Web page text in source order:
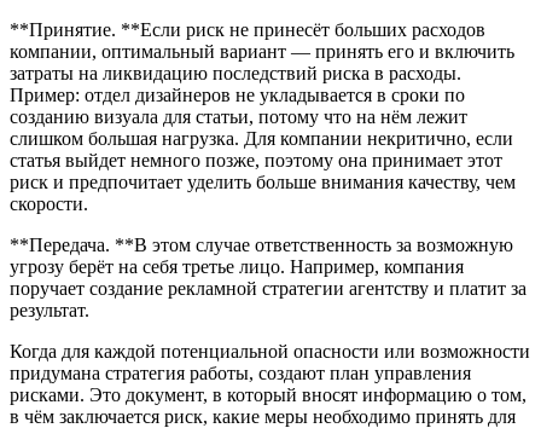
**Принятие. **Если риск не принесёт больших расходов
компании, оптимальный вариант — принять его и включить
затраты на ликвидацию последствий риска в расходы.
Пример: отдел дизайнеров не укладывается в сроки по
созданию визуала для статьи, потому что на нём лежит
слишком большая нагрузка. Для компании некритично, если
статья выйдет немного позже, поэтому она принимает этот
риск и предпочитает уделить больше внимания качеству, чем
скорости.
**Передача. **В этом случае ответственность за возможную
угрозу берёт на себя третье лицо. Например, компания
поручает создание рекламной стратегии агентству и платит за
результат.
Когда для каждой потенциальной опасности или возможности
придумана стратегия работы, создают план управления
рисками. Это документ, в который вносят информацию о том,
в чём заключается риск, какие меры необходимо принять для